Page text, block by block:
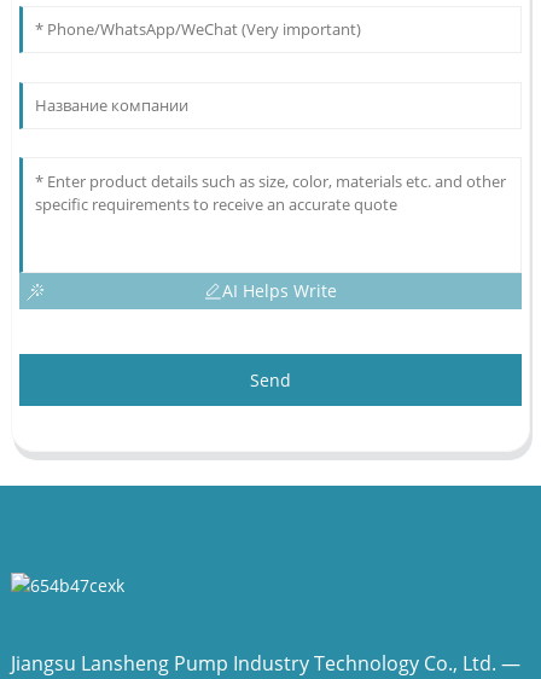
AI Helps Write
Send
Jiangsu Lansheng Pump Industry Technology Co., Ltd. —